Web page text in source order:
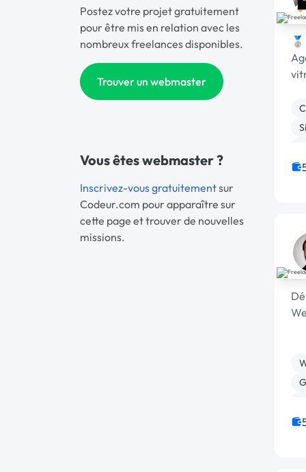
Postez votre projet gratuitement
pour être mis en relation avec les
nombreux freelances disponibles.
Trouver un webmaster
Vous êtes webmaster ?
Inscrivez-vous gratuitementsur
Codeur.com pour apparaître sur
cette page et trouver de nouvelles
missions.